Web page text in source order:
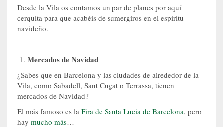
Desde la Vila os contamos un par de planes por aquí
cerquita para que acabéis de sumergiros en el espíritu
navideño.
Mercados de Navidad
¿Sabes que en Barcelona y las ciudades de alrededor de la
Vila, como Sabadell, Sant Cugat o Terrassa, tienen
mercados de Navidad?
El más famoso es la Fira de Santa Lucia de Barcelona, pero
hay mucho más…